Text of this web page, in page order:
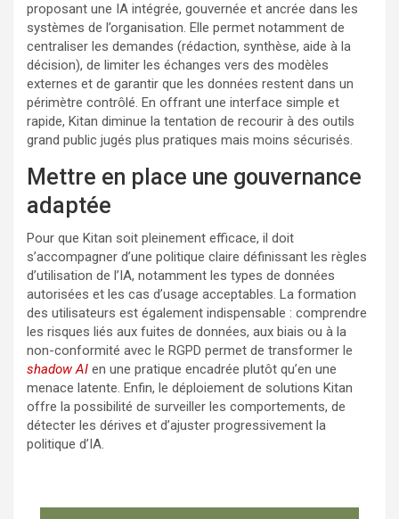
proposant une IA intégrée, gouvernée et ancrée dans les
systèmes de l’organisation. Elle permet notamment de
centraliser les demandes (rédaction, synthèse, aide à la
décision), de limiter les échanges vers des modèles
externes et de garantir que les données restent dans un
périmètre contrôlé. En offrant une interface simple et
rapide, Kitan diminue la tentation de recourir à des outils
grand public jugés plus pratiques mais moins sécurisés.
Mettre en place une gouvernance
adaptée
Pour que Kitan soit pleinement efficace, il doit
s’accompagner d’une politique claire définissant les règles
d’utilisation de l’IA, notamment les types de données
autorisées et les cas d’usage acceptables. La formation
des utilisateurs est également indispensable : comprendre
les risques liés aux fuites de données, aux biais ou à la
non-conformité avec le RGPD permet de transformer le
shadow AI en une pratique encadrée plutôt qu’en une
menace latente. Enfin, le déploiement de solutions Kitan
offre la possibilité de surveiller les comportements, de
détecter les dérives et d’ajuster progressivement la
politique d’IA.